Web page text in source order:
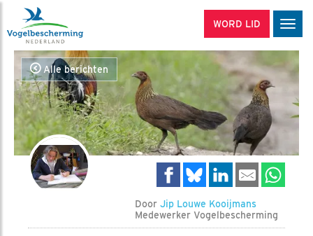
WORD LID
Alle berichten
Door Jip Louwe Kooijmans
Medewerker Vogelbescherming